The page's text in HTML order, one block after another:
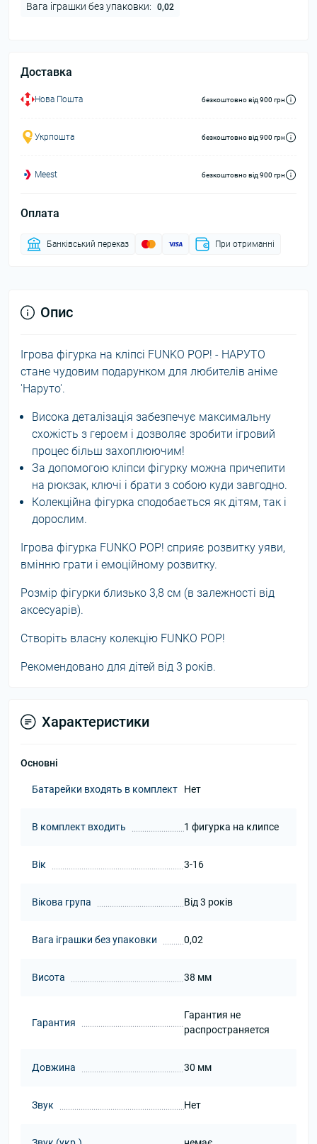
Вага іграшки без упаковки: 0,02
Доставка
Нова Пошта безкоштовно від 900 грн
Укрпошта безкоштовно від 900 грн
Meest безкоштовно від 900 грн
Оплата
Банківський переказ При отриманні
Опис
Ігрова фігурка на кліпсі FUNKO POP! - НАРУТО
стане чудовим подарунком для любителів аніме
'Наруто'.
Висока деталізація забезпечує максимальну
схожість з героєм і дозволяє зробити ігровий
процес більш захоплюючим!
За допомогою кліпси фігурку можна причепити
на рюкзак, ключі і брати з собою куди завгодно.
Колекційна фігурка сподобається як дітям, так і
дорослим.
Ігрова фігурка FUNKO POP! сприяє розвитку уяви,
вмінню грати і емоційному розвитку.
Розмір фігурки близько 3,8 см (в залежності від
аксесуарів).
Створіть власну колекцію FUNKO POP!
Рекомендовано для дітей від 3 років.
Характеристики
Основні
Батарейки входять в комплект Нет
В комплект входить 1 фигурка на клипсе
Вік 3-16
Вікова група Від 3 років
Вага іграшки без упаковки 0,02
Висота 38 мм
Гарантия
Гарантия не
распространяется
Довжина 30 мм
Звук Нет